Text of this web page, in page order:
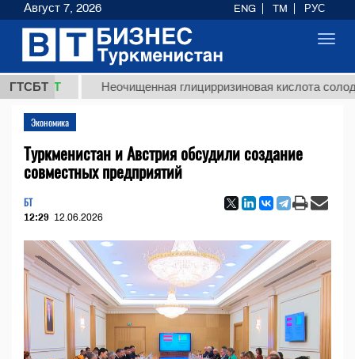
ГТСБТ Неочищенная глицирризиновая кислота
Экономика
Туркменистан и Австрия обсудили создание
совместных предприятий
БТ
12:29 12.06.2026
Август 7, 2026 ENG TM РУС